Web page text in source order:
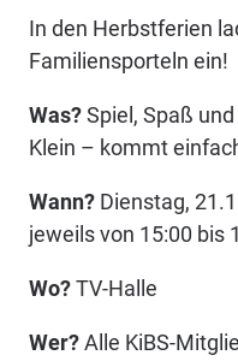
In den Herbstferien
Familiensporteln ein!
Was?Spiel, Spaß
Klein – kommt
Wann? Dienstag,
jeweils von 15:00 bis
Wo?TV-Halle
Wer?Alle KiBS-